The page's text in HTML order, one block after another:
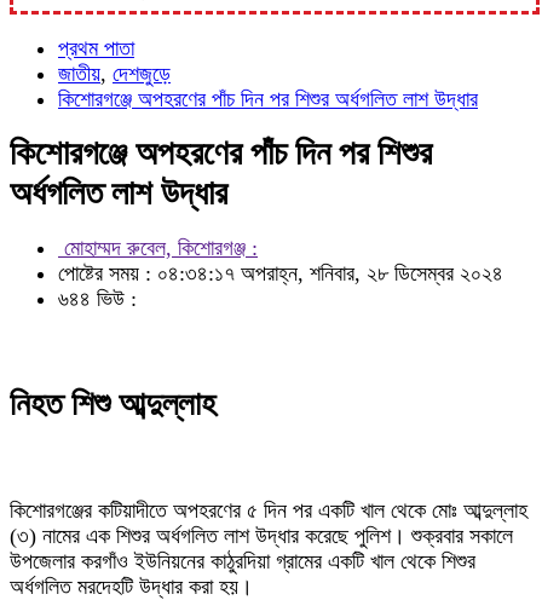
প্রথম পাতা
জাতীয়, দেশজুড়ে
কিশোরগঞ্জে অপহরণের পাঁচ দিন পর শিশুর অর্ধগলিত লাশ উদ্ধার
কিশোরগঞ্জে অপহরণের পাঁচ দিন পর শিশুর
অর্ধগলিত লাশ উদ্ধার
মোহাম্মদ রুবেল, কিশোরগঞ্জ :
পোষ্টের সময় : ০৪:৩৪:১৭ অপরাহ্ন, শনিবার, ২৮ ডিসেম্বর ২০২৪
৬৪৪ ভিউ :
নিহত শিশু আব্দুল্লাহ
কিশোরগঞ্জের কটিয়াদীতে অপহরণের ৫ দিন পর একটি খাল থেকে মোঃ আব্দুল্লাহ
(৩) নামের এক শিশুর অর্ধগলিত লাশ উদ্ধার করেছে পুলিশ। শুক্রবার সকালে
উপজেলার করগাঁও ইউনিয়নের কাঠুরদিয়া গ্রামের একটি খাল থেকে শিশুর
অর্ধগলিত মরদেহটি উদ্ধার করা হয়।